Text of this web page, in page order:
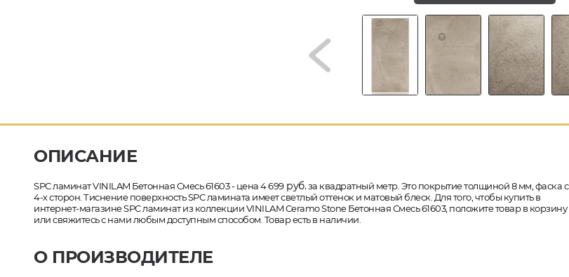
ОПИСАНИЕ
SPC ламинат VINILAM Бетонная Смесь 61603 - цена 4 699руб.за квадратный метр. Это покрытие толщиной 8 мм, фаска с
4-х сторон. Тиснение поверхность SPC ламината имеет светлый оттенок и матовый блеск. Для того, чтобы купить в
интернет-магазине SPC ламинат из коллекции VINILAM Ceramo Stone Бетонная Смесь 61603, положите товар в корзину
или свяжитесь с нами любым доступным способом. Товар есть в наличии.
О ПРОИЗВОДИТЕЛЕ